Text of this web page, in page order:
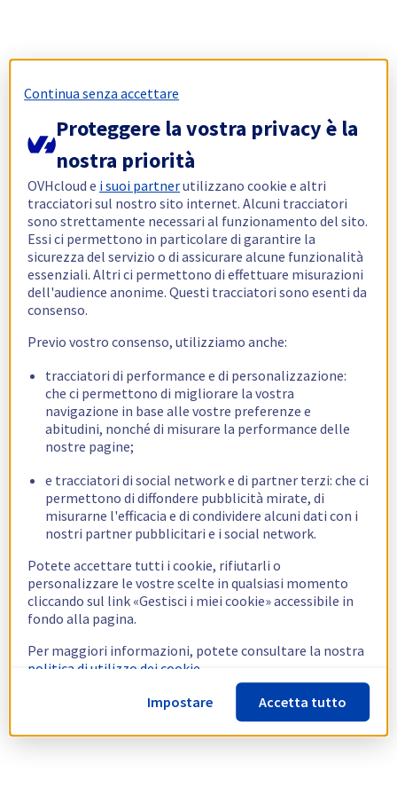
Continua senza accettare
Proteggere la vostra privacy è la
nostra priorità
OVHcloud e i suoi partnerutilizzano cookie e altri
tracciatori sul nostro sito internet. Alcuni tracciatori
sono strettamente necessari al funzionamento del sito.
Essi ci permettono in particolare di garantire la
sicurezza del servizio o di assicurare alcune funzionalità
essenziali. Altri ci permettono di effettuare misurazioni
dell'audience anonime. Questi tracciatori sono esenti da
consenso.
Previo vostro consenso, utilizziamo anche:
tracciatori di performance e di personalizzazione:
che ci permettono di migliorare la vostra
navigazione in base alle vostre preferenze e
abitudini, nonché di misurare la performance delle
nostre pagine;
e tracciatori di social network e di partner terzi: che ci
permettono di diffondere pubblicità mirate, di
misurarne l'efficacia e di condividere alcuni dati con i
nostri partner pubblicitari e i social network.
Potete accettare tutti i cookie, rifiutarli o
personalizzare le vostre scelte in qualsiasi momento
cliccando sul link «Gestisci i miei cookie» accessibile in
fondo alla pagina.
Per maggiori informazioni, potete consultare la nostra
politica di utilizzo dei cookie.
Impostare
Accetta tutto